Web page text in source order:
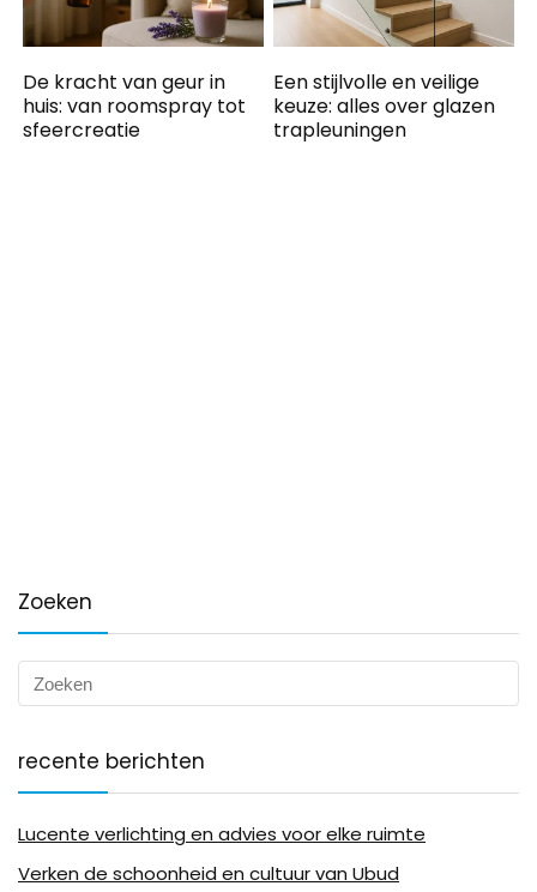
De kracht van geur in
huis: van roomspray tot
sfeercreatie
Een stijlvolle en veilige
keuze: alles over glazen
trapleuningen
Zoeken
recente berichten
Lucente verlichting en advies voor elke ruimte
Verken de schoonheid en cultuur van Ubud